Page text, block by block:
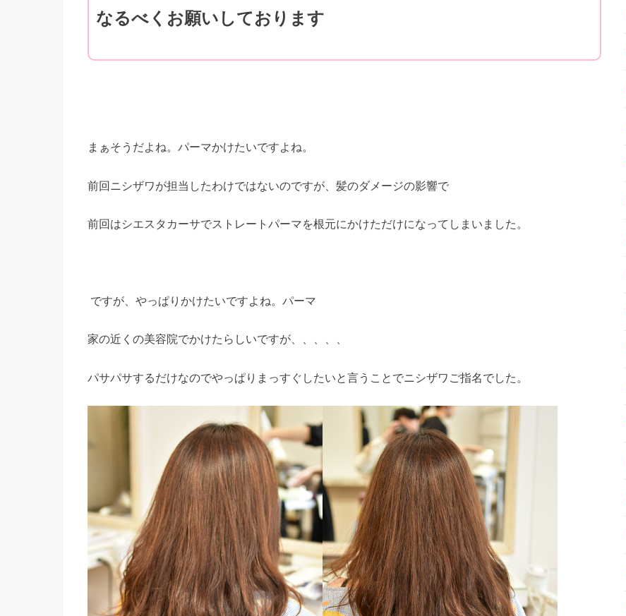
なるべくお願いしております
まぁそうだよね。パーマかけたいですよね。
前回ニシザワが担当したわけではないのですが、髪のダメージの影響で
前回はシエスタカーサでストレートパーマを根元にかけただけになってしまいました。
ですが、やっぱりかけたいですよね。パーマ
家の近くの美容院でかけたらしいですが、、、、、
パサパサするだけなのでやっぱりまっすぐしたいと言うことでニシザワご指名でした。